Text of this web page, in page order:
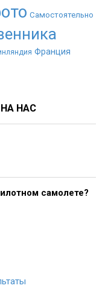
Самостоятельно
Франция
НАС
самолете?